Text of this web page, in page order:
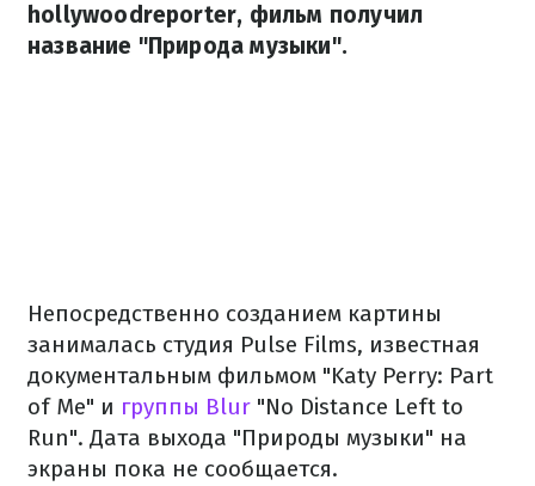
hollywoodreporter, фильм получил
название "Природа музыки".
Непосредственно созданием картины
занималась студия Pulse Films, известная
документальным фильмом "Katy Perry: Part
of Me" и группы Blur "No Distance Left to
Run". Дата выхода "Природы музыки" на
экраны пока не сообщается.